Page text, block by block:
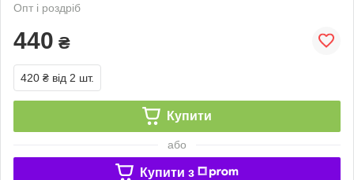
Опт і роздріб
440 ₴
420 ₴ від 2 шт.
Купити
або
Купити з